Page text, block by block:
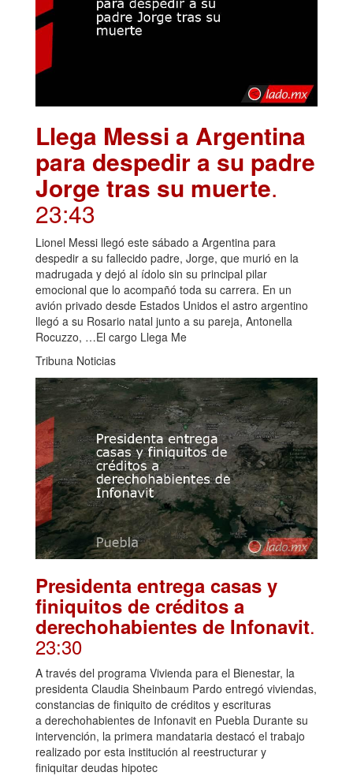
Llega Messi a Argentina
para despedir a su padre
Jorge tras su muerte.
23:43
Lionel Messi llegó este sábado a Argentina para
despedir a su fallecido padre, Jorge, que murió en la
madrugada y dejó al ídolo sin su principal pilar
emocional que lo acompañó toda su carrera. En un
avión privado desde Estados Unidos el astro argentino
llegó a su Rosario natal junto a su pareja, Antonella
Rocuzzo, …El cargo Llega Me
Tribuna Noticias
Presidenta entrega casas y
finiquitos de créditos a
derechohabientes de Infonavit.
23:30
A través del programa Vivienda para el Bienestar, la
presidenta Claudia Sheinbaum Pardo entregó viviendas,
constancias de finiquito de créditos y escrituras
a derechohabientes de Infonavit en Puebla Durante su
intervención, la primera mandataria destacó el trabajo
realizado por esta institución al reestructurar y
finiquitar deudas hipotec